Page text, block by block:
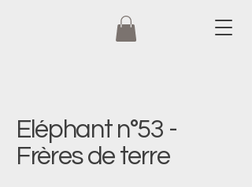
Eléphant n°53 -
Frères de terre